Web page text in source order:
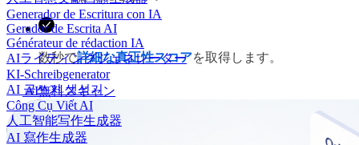
Generador de Escritura con IA
Gerador de Escrita AI
Générateur de rédaction IA
AIライティングジェネレーター
KI-Schreibgenerator
AI 글쓰기 생성기
Công Cụ Viết AI
人工智能写作生成器
AI 寫作生成器
数秒で詳細な真正性スコアを取得します。
AI無料スキャン